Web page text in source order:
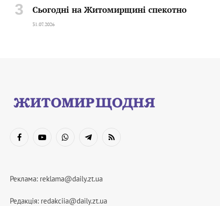
Сьогодні на Житомирщині спекотно
31.07.2026
FacebookYouTubeWhatsAppTelegramRSS
Реклама: reklama@daily.zt.ua
Редакція: redakciia@daily.zt.ua